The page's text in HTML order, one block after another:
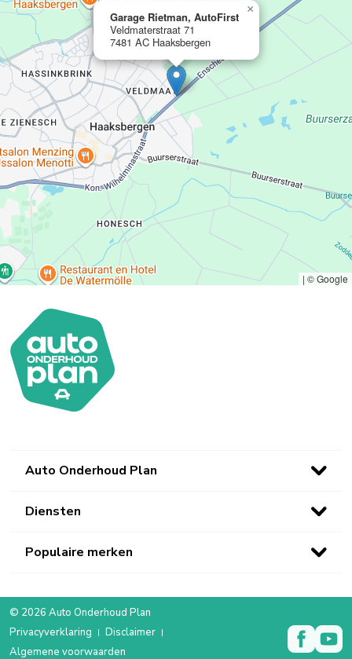
Garage Rietman, AutoFirst
Veldmaterstraat 71
7481 AC Haaksbergen
×
| © Google
Auto Onderhoud Plan
Diensten
Populaire merken
© 2026 Auto Onderhoud Plan
Privacyverklaring
Disclaimer
Algemene voorwaarden